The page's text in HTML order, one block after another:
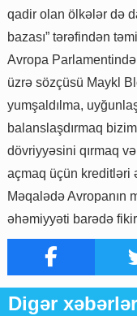
qadir olan ölkələr də
bazası” tərəfindən
Avropa
üzrə sözçüsü Maykl
yumşaldılma,
balanslaşdırmaq
dövriyyəsini qırmaq
açmaq üçün kreditləri
Məqalədə Avropanın
əhəmiyyəti barədə
Digər xəbərlər